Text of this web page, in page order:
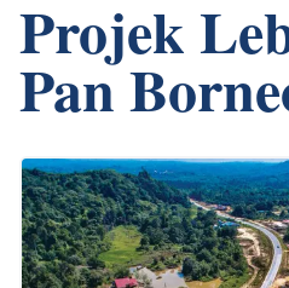
Projek
Pan